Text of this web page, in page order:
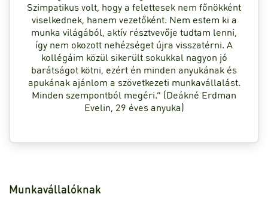
Szimpatikus volt, hogy a felettesek nem főnökként
viselkednek, hanem vezetőként. Nem estem ki a
munka világából, aktív résztvevője tudtam lenni,
így nem okozott nehézséget újra visszatérni. A
kollégáim közül sikerült sokukkal nagyon jó
barátságot kötni, ezért én minden anyukának és
apukának ajánlom a szövetkezeti munkavállalást.
Minden szempontból megéri.” (Deákné Erdman
Evelin, 29 éves anyuka)
Munkavállalóknak